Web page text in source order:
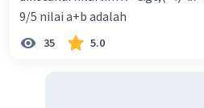
9/5 nilai a+b adalah
35 5.0